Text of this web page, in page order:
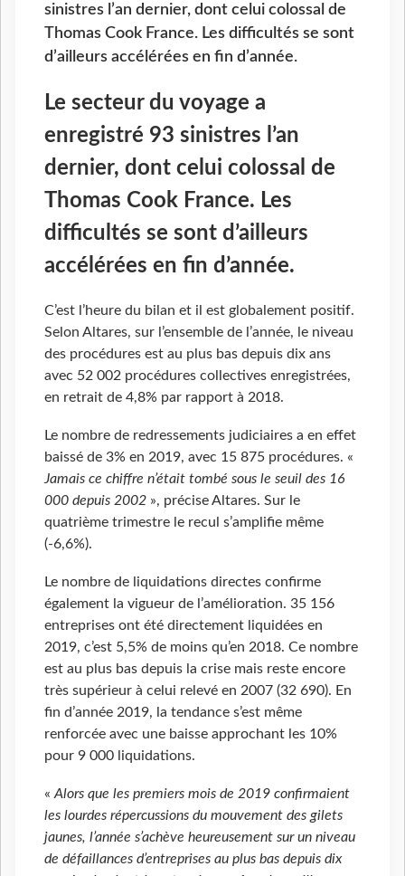
sinistres l’an dernier, dont celui colossal de
Thomas Cook France. Les difficultés se sont
d’ailleurs accélérées en fin d’année.
Le secteur du voyage a
enregistré 93 sinistres l’an
dernier, dont celui colossal de
Thomas Cook France. Les
difficultés se sont d’ailleurs
accélérées en fin d’année.
C’est l’heure du bilan et il est globalement positif.
Selon Altares, sur l’ensemble de l’année, le niveau
des procédures est au plus bas depuis dix ans
avec 52 002 procédures collectives enregistrées,
en retrait de 4,8% par rapport à 2018.
Le nombre de redressements judiciaires a en effet
baissé de 3% en 2019, avec 15 875 procédures. «
Jamais ce chiffre n’était tombé sous le seuil des 16
000 depuis 2002 », précise Altares. Sur le
quatrième trimestre le recul s’amplifie même
(-6,6%).
Le nombre de liquidations directes confirme
également la vigueur de l’amélioration. 35 156
entreprises ont été directement liquidées en
2019, c’est 5,5% de moins qu’en 2018. Ce nombre
est au plus bas depuis la crise mais reste encore
très supérieur à celui relevé en 2007 (32 690). En
fin d’année 2019, la tendance s’est même
renforcée avec une baisse approchant les 10%
pour 9 000 liquidations.
«Alors que les premiers mois de 2019 confirmaient
les lourdes répercussions du mouvement des gilets
jaunes, l’année s’achève heureusement sur un niveau
de défaillances d’entreprises au plus bas depuis dix